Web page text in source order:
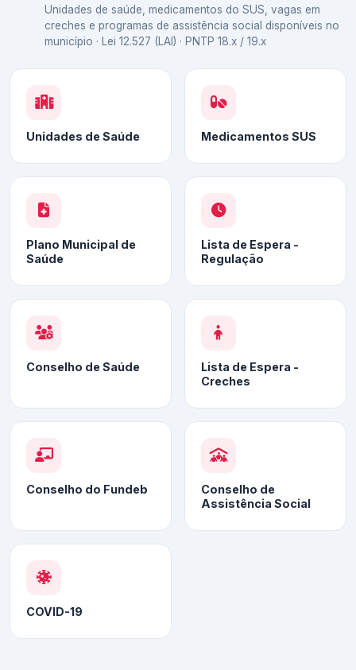
Unidades de saúde, medicamentos do SUS, vagas em
creches e programas de assistência social disponíveis no
município · Lei 12.527 (LAI) · PNTP 18.x / 19.x
Unidades de Saúde Medicamentos SUS
Plano Municipal de
Saúde
Lista de Espera -
Regulação
Conselho de Saúde
Lista de Espera -
Creches
Conselho do Fundeb
Conselho de
Assistência Social
COVID-19